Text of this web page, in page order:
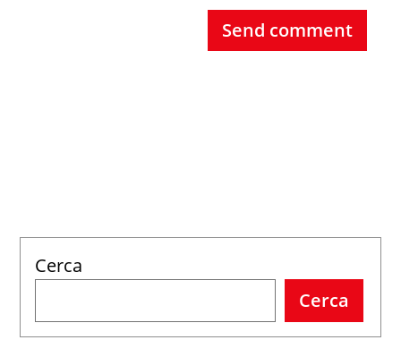
Send comment
Cerca
Cerca